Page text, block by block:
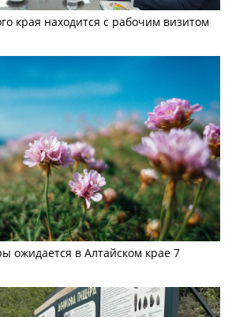
края находится с рабочим визитом
ожидается в Алтайском крае 7